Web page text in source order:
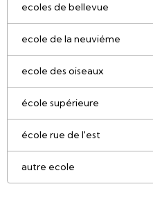
ecoles de bellevue
ecole de la neuviéme
ecole des oiseaux
école supérieure
école rue de l'est
autre ecole